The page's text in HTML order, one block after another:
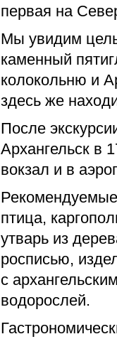
первая на
Мы увидим
каменный
колокольню и
здесь же
После
Архангельск в
вокзал и в
птица,
утварь из
росписью,
с
водорослей.